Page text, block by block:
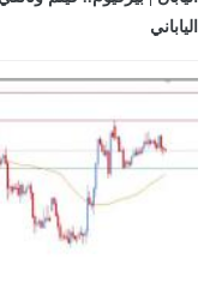
الياباني